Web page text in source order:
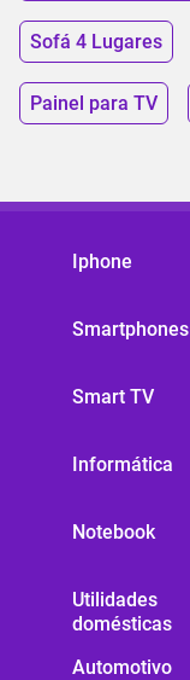
Sofá 4 Lugares
Painel para TV
Iphone
Smartphones
Smart TV
Informática
Notebook
Utilidades
domésticas
Automotivo